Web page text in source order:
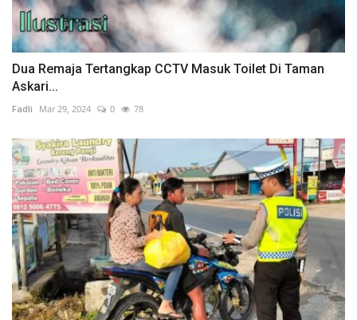
Dua Remaja Tertangkap CCTV Masuk Toilet Di Taman
Askari...
Fadli Mar 29, 2024 0 78